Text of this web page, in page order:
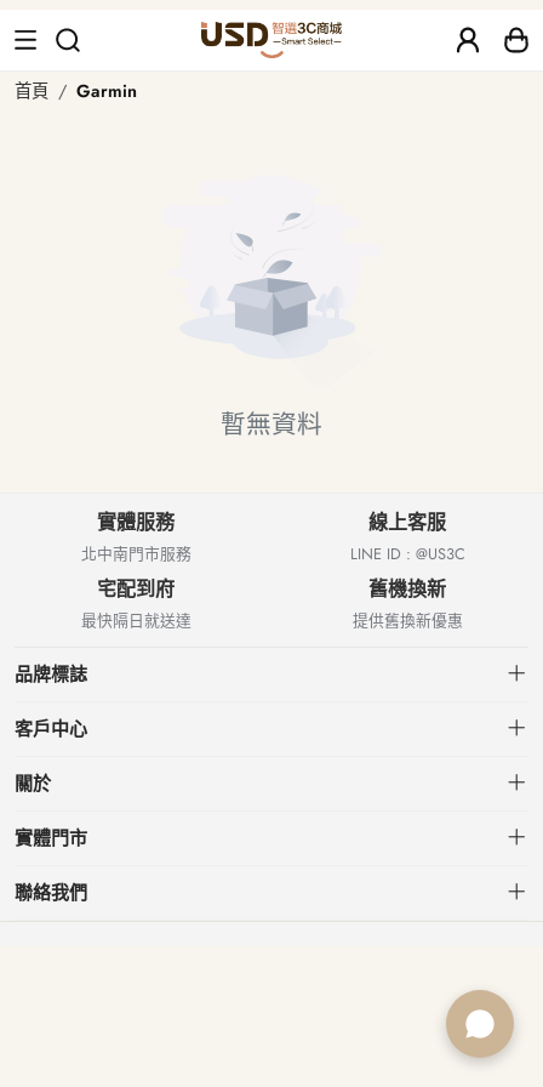
Garmin 二手、福利品｜USD 智選二
首頁 Garmin
暫無資料
實體服務
北中南門市服務
線上客服
LINE ID : @US3C
宅配到府
最快隔日就送達
舊機換新
提供舊換新優惠
品牌標誌
客戶中心
會員中心
關於
關於US3C
實體門市
台北小南門店
台北南港店
聯絡我們